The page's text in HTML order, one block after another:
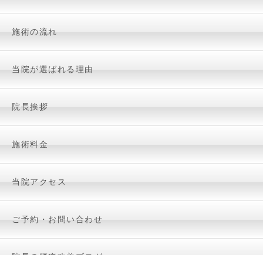
施術の流れ
当院が選ばれる理由
院長挨拶
施術料金
当院アクセス
ご予約・お問い合わせ